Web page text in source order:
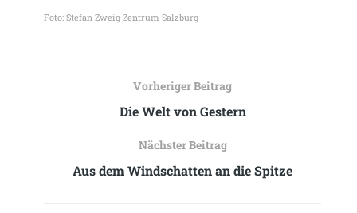
Foto: Stefan Zweig Zentrum Salzburg
Vorheriger Beitrag
Die Welt von Gestern
Nächster Beitrag
Aus dem Windschatten an die Spitze